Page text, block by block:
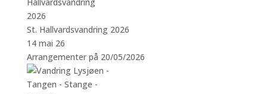
St. Hallvardsvandring 2026
14 mai 26
Arrangementer på 20/05/2026